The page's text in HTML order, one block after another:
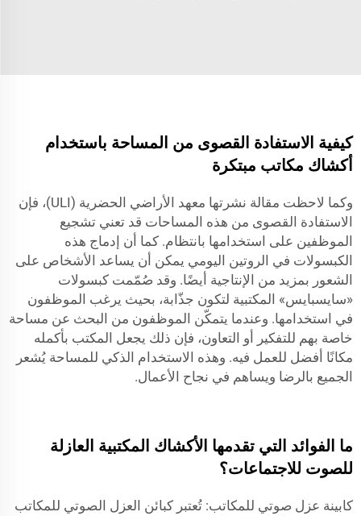
كيفية الاستفادة القصوى من المساحة باستخدام
أكشاك مكاتب مبتكرة
وكما لاحظت مقالة نشرتها معهد الأراضي الحضرية (ULI)، فإن
الاستفادة القصوى من هذه المساحات قد تعني تشجيع
الموظفين على استخدامها بانتظام. كما أن إدماج هذه
الكبسولات في الروتين اليومي يمكن أن يساعد الأشخاص على
الشعور بمزيد من الإنتاجية أيضًا. وقد صُمّمت كبسولات
«سايسبايس» المكتبية لتكون جذّابة، بحيث يرغب الموظفون
في استخدامها. وعندما يتمكّن الموظفون من البحث عن مساحة
خاصة بهم للتفكير أو التعاون، فإن ذلك يجعل المكتب بأكمله
مكانًا أفضل للعمل فيه. وهذه الاستخدام الذكي للمساحة يُشعر
الجميع بالرضا ويساهم في نجاح الأعمال.
ما الفوائد التي تقدمها الأكشاك المكتبية العازلة
للصوت للاجتماعات؟
كابينة عزل صوتي للمكاتب: تُعتبر كبائن العزل الصوتي للمكاتب